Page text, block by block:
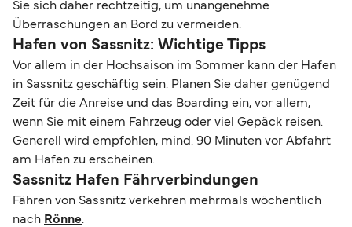
Sie sich daher rechtzeitig, um unangenehme
Überraschungen an Bord zu vermeiden.
Hafen von Sassnitz: Wichtige Tipps
Vor allem in der Hochsaison im Sommer kann der Hafen
in Sassnitz geschäftig sein. Planen Sie daher genügend
Zeit für die Anreise und das Boarding ein, vor allem,
wenn Sie mit einem Fahrzeug oder viel Gepäck reisen.
Generell wird empfohlen, mind. 90 Minuten vor Abfahrt
am Hafen zu erscheinen.
Sassnitz Hafen Fährverbindungen
Fähren von Sassnitz verkehren mehrmals wöchentlich
nach Rönne.